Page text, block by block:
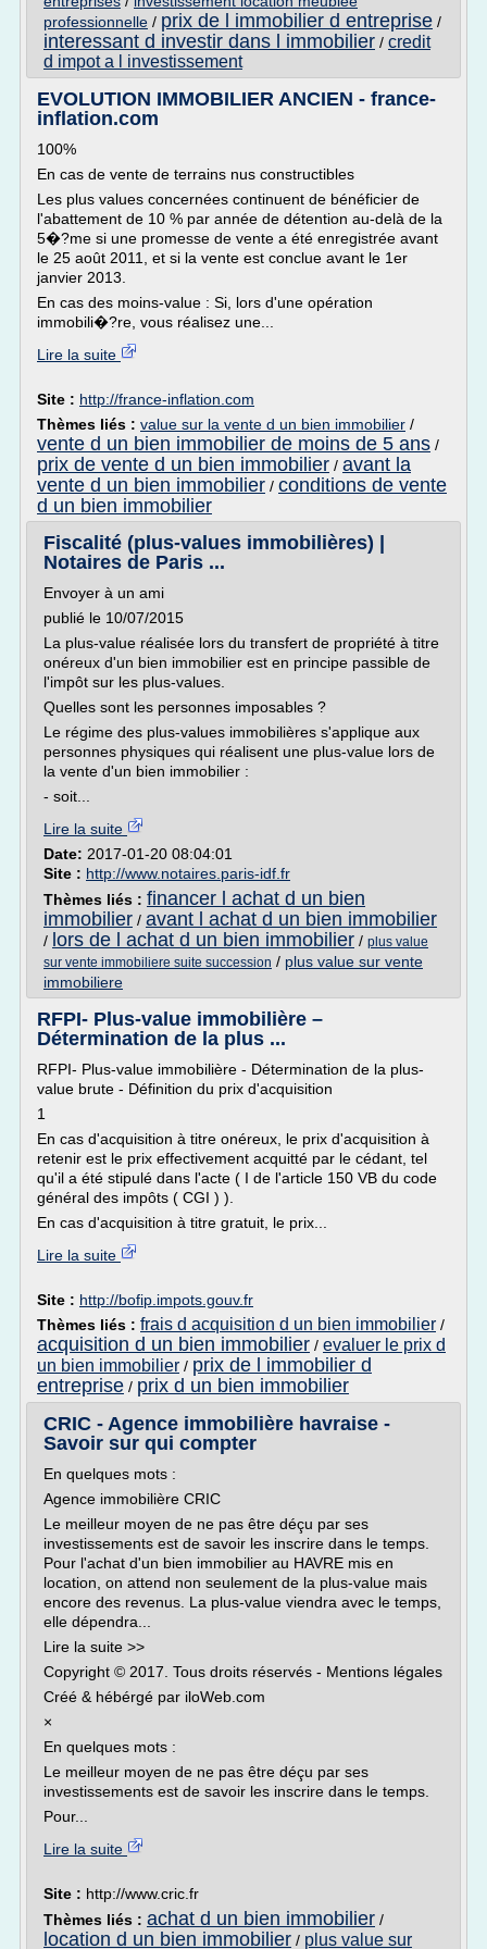
professionnelle / prix de l immobilier d entreprise /
interessant d investir dans l immobilier / credit
d impot a l investissement
EVOLUTION IMMOBILIER ANCIEN - france-
inflation.com
100%
En cas de vente de terrains nus constructibles
Les plus values concernées continuent de bénéficier de
l'abattement de 10 % par année de détention au-delà de la
5�?me si une promesse de vente a été enregistrée avant
le 25 août 2011, et si la vente est conclue avant le 1er
janvier 2013.
En cas des moins-value : Si, lors d'une opération
immobili�?re, vous réalisez une...
Lire la suite
Site : http://france-inflation.com
Thèmes liés : value sur la vente d un bien immobilier /
vente d un bien immobilier de moins de 5 ans /
prix de vente d un bien immobilier / avant la
vente d un bien immobilier / conditions de vente
d un bien immobilier
Fiscalité (plus-values immobilières) |
Notaires de Paris ...
Envoyer à un ami
publié le 10/07/2015
La plus-value réalisée lors du transfert de propriété à titre
onéreux d'un bien immobilier est en principe passible de
l'impôt sur les plus-values.
Quelles sont les personnes imposables ?
Le régime des plus-values immobilières s'applique aux
personnes physiques qui réalisent une plus-value lors de
la vente d'un bien immobilier :
- soit...
Lire la suite
Date: 2017-01-20 08:04:01
Site : http://www.notaires.paris-idf.fr
Thèmes liés : financer l achat d un bien
immobilier / avant l achat d un bien immobilier
/ lors de l achat d un bien immobilier / plus value
sur vente immobiliere suite succession / plus value sur vente
immobiliere
RFPI- Plus-value immobilière –
Détermination de la plus ...
RFPI- Plus-value immobilière - Détermination de la plus-
value brute - Définition du prix d'acquisition
1
En cas d'acquisition à titre onéreux, le prix d'acquisition à
retenir est le prix effectivement acquitté par le cédant, tel
qu'il a été stipulé dans l'acte ( I de l'article 150 VB du code
général des impôts ( CGI ) ).
En cas d'acquisition à titre gratuit, le prix...
Lire la suite
Site : http://bofip.impots.gouv.fr
Thèmes liés : frais d acquisition d un bien immobilier /
acquisition d un bien immobilier / evaluer le prix d
un bien immobilier / prix de l immobilier d
entreprise / prix d un bien immobilier
CRIC - Agence immobilière havraise -
Savoir sur qui compter
En quelques mots :
Agence immobilière CRIC
Le meilleur moyen de ne pas être déçu par ses
investissements est de savoir les inscrire dans le temps.
Pour l'achat d'un bien immobilier au HAVRE mis en
location, on attend non seulement de la plus-value mais
encore des revenus. La plus-value viendra avec le temps,
elle dépendra...
Lire la suite >>
Copyright © 2017. Tous droits réservés - Mentions légales
Créé & hébérgé par iloWeb.com
×
En quelques mots :
Le meilleur moyen de ne pas être déçu par ses
investissements est de savoir les inscrire dans le temps.
Pour...
Lire la suite
Site : http://www.cric.fr
Thèmes liés : achat d un bien immobilier /
location d un bien immobilier / plus value sur